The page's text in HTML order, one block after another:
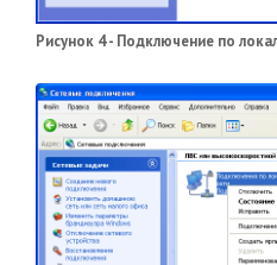
Рисунок 4 - Подключение по